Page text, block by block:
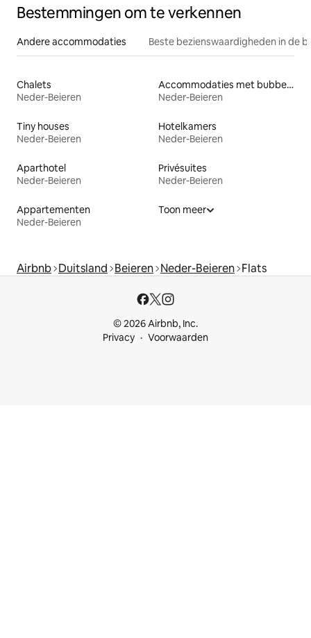
Bestemmingen om te verkennen
Andere accommodaties Beste bezienswaardigheden in de
Chalets
Neder-Beieren
Accommodaties met bubbelbad
Neder-Beieren
Tiny houses
Neder-Beieren
Hotelkamers
Neder-Beieren
Aparthotel
Neder-Beieren
Privésuites
Neder-Beieren
Appartementen
Neder-Beieren
Toon meer
Airbnb Duitsland Beieren Neder-Beieren Flats
© 2026 Airbnb, Inc.
Privacy
Voorwaarden